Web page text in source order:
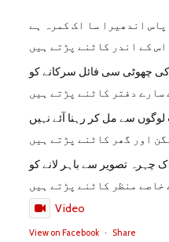
پاس اندھیرا سا اک کمرہ ہے
اس کے اندر کاٹنے پڑتے ہیں
چھوٹی سی فائل سرکانے کو
سارے دفتر کاٹنے پڑتے ہیں
سے مل کر رہنا آئے نہیں
اور گھر کاٹنے پڑتے ہیں
چہرہ تصویر سے باہر لانے کو
خاصے منظر کاٹنے پڑتے ہیں
Video
View on Facebook · Share